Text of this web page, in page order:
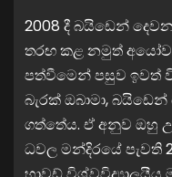
2008 දී බයිඩෙන්
තරඟ කළ නමුත්
පත්වීමෙන් පසුව ඉවත්
බැරක් ඔබාමා,
ගත්තේය. ඒ අනුව ඔහු
ධවල මන්දිරයේ පැවති